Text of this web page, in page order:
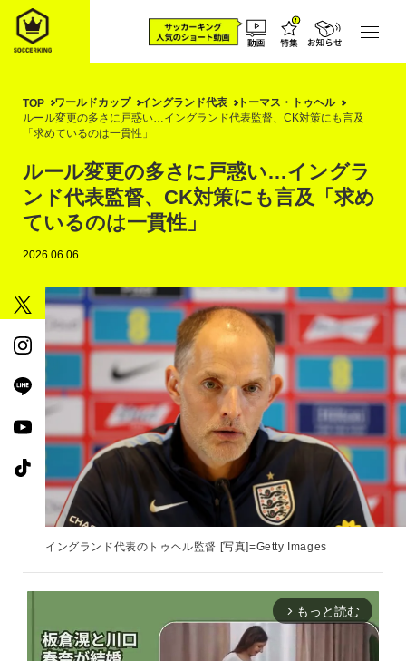
TOP ワールドカップ イングランド代表
トーマス・トゥヘル
ルール変更の多さに戸惑い…イングランド代表監督、CK対策にも言及
「求めているのは一貫性」
ルール変更の多さに戸惑い…イングラ
ンド代表監督、CK対策にも言及「求め
ているのは一貫性」
2026.06.06
イングランド代表のトゥヘル監督 [写真]=Getty Images
arrow_forward_ios もっと読む